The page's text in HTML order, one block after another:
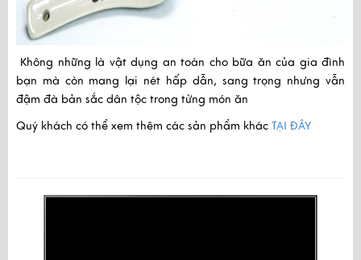
Không những là vật dụng an toàn cho bữa ăn của gia đình
bạn mà còn mang lại nét hấp dẫn, sang trọng nhưng vẫn
đậm đà bản sắc dân tộc trong từng món ăn
Quý khách có thể xem thêm các sản phẩm khác TẠI ĐÂY